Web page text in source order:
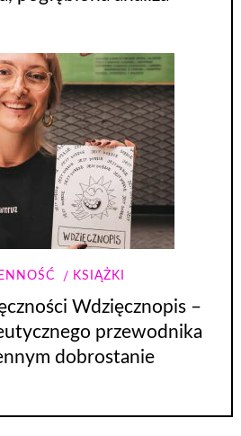
KSIĄŻKI
Wdzięcznopis –
przewodnika
dobrostanie